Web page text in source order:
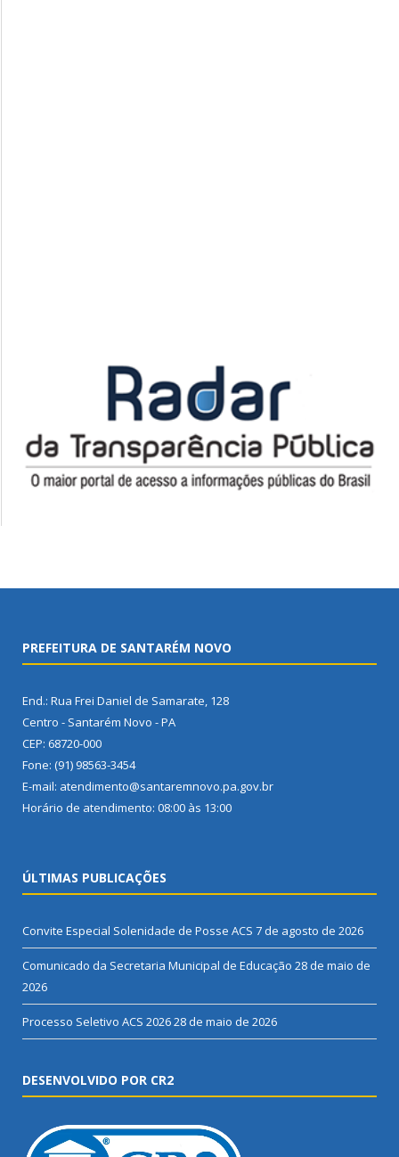
PREFEITURA DE SANTARÉM NOVO
End.: Rua Frei Daniel de Samarate, 128
Centro - Santarém Novo - PA
CEP: 68720-000
Fone: (91) 98563-3454
E-mail: atendimento@santaremnovo.pa.gov.br
Horário de atendimento: 08:00 às 13:00
ÚLTIMAS PUBLICAÇÕES
Convite Especial Solenidade de Posse ACS 7 de agosto de 2026
Comunicado da Secretaria Municipal de Educação 28 de maio de
2026
Processo Seletivo ACS 202628 de maio de 2026
DESENVOLVIDO POR CR2